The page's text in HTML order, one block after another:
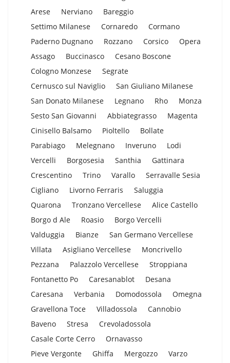
Arese
Nerviano
Bareggio
Settimo Milanese
Cornaredo
Cormano
Paderno Dugnano
Rozzano Corsico
Opera
Assago
Buccinasco
Cesano Boscone
Cologno Monzese
Segrate
Cernusco sul Naviglio
San Giuliano Milanese
San Donato Milanese
Legnano Rho
Monza
Sesto San Giovanni
Abbiategrasso
Magenta
Cinisello Balsamo
Pioltello
Bollate
Parabiago
Melegnano Inveruno
Lodi
Vercelli
Borgosesia Santhia
Gattinara
Crescentino
Trino Varallo
Serravalle Sesia
Cigliano
Livorno Ferraris
Saluggia
Quarona
Tronzano Vercellese
Alice Castello
Borgo d Ale
Roasio
Borgo Vercelli
Valduggia
Bianze
San Germano Vercellese
Villata
Asigliano Vercellese
Moncrivello
Pezzana
Palazzolo Vercellese
Stroppiana
Fontanetto Po
Caresanablot
Desana
Caresana
Verbania Domodossola
Omegna
Gravellona Toce
Villadossola
Cannobio
Baveno
Stresa
Crevoladossola
Casale Corte Cerro
Ornavasso
Pieve Vergonte
Ghiffa Mergozzo
Varzo